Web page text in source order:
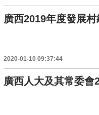
廣西2019年度發展
2020-01-10 09:37:44
廣西人大及其常委會